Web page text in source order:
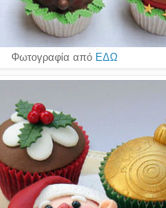
Φωτογραφία από ΕΔΩ